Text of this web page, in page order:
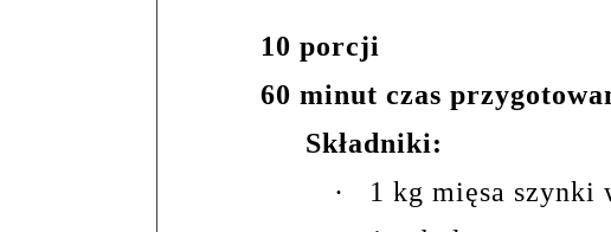
10 porcji
60 minut czas
Składniki:
·
1 kg mięsa szynki